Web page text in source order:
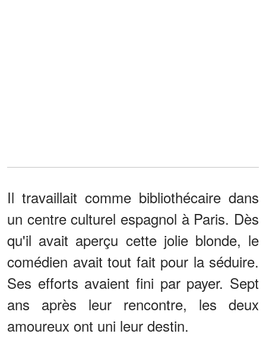
Il travaillait comme bibliothécaire dans
un centre culturel espagnol à Paris. Dès
qu'il avait aperçu cette jolie blonde, le
comédien avait tout fait pour la séduire.
Ses efforts avaient fini par payer. Sept
ans après leur rencontre, les deux
amoureux ont uni leur destin.